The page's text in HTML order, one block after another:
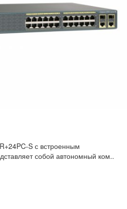
S с встроенным
собой автономный ком..